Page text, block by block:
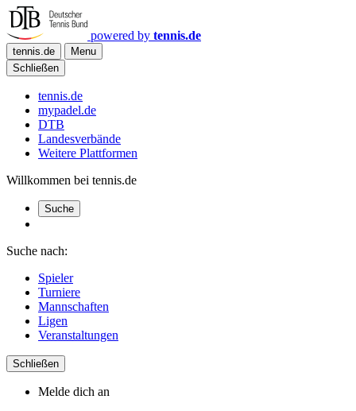
powered by tennis.de
tennis.de
Menu
Schließen
tennis.de
mypadel.de
DTB
Landesverbände
Weitere Plattformen
Willkommen bei tennis.de
Suche
Suche nach:
Spieler
Turniere
Mannschaften
Ligen
Veranstaltungen
Schließen
Melde dich an